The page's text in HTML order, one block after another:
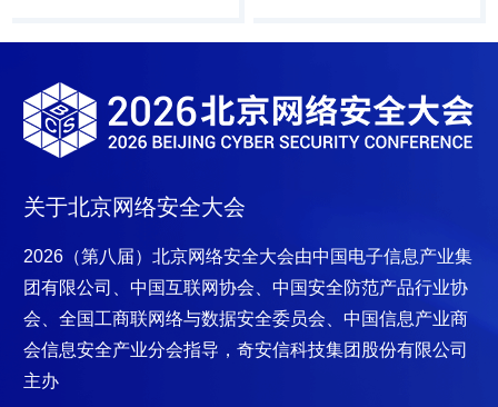
关于北京网络安全大会
2026（第八届）北京网络安全大会由中国电子信息产业集
团有限公司、中国互联网协会、中国安全防范产品行业协
会、全国工商联网络与数据安全委员会、中国信息产业商
会信息安全产业分会指导，奇安信科技集团股份有限公司
主办